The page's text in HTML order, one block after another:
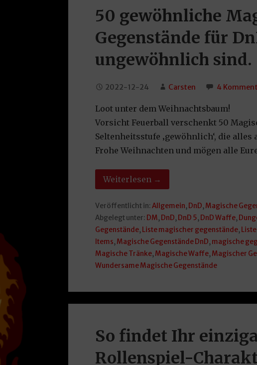
50 gewöhnliche
Gegenstände für
ungewöhnlich sind.
2022-12-24 Carsten 4
Loot unter dem Weihnachtsbaum!
Vorsicht Feuerball verschenkt 50
Seltenheitsstufe ‚gewöhnlich‘, die
Frohe Weihnachten und mögen alle
Weiterlesen →
Veröffentlicht in:Allgemein, DnD, Magische
Abgelegt unter: DM, DnD, DnD 5, DnD Waffe,
Gegenstände, Liste magischer gegenstände,
Items, Magische Gegenstände DnD, magische
Magische Tränke, Magische Waffe, Magischer
Wundersame Magische Gegenstände
So findet Ihr
Rollenspiel-